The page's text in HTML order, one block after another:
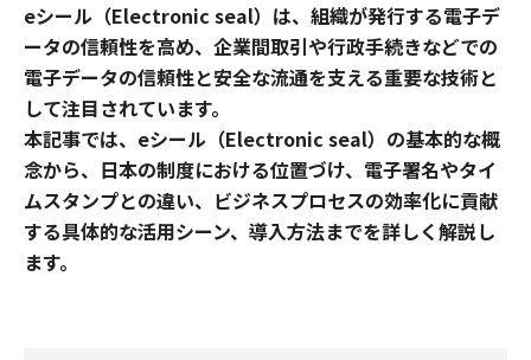
eシール（Electronic seal）は、組織が発行する電子デ
ータの信頼性を高め、企業間取引や行政手続きなどでの
電子データの信頼性と安全な流通を支える重要な技術と
して注目されています。
本記事では、eシール（Electronic seal）の基本的な概
念から、日本の制度における位置づけ、電子署名やタイ
ムスタンプとの違い、ビジネスプロセスの効率化に貢献
する具体的な活用シーン、導入方法までを詳しく解説し
ます。